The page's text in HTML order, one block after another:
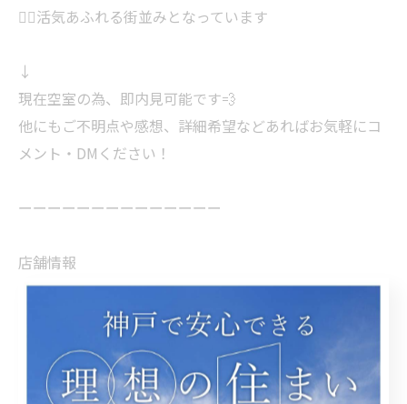
💁‍♂️活気あふれる街並みとなっています
↓
現在空室の為、即内見可能です💨
他にもご不明点や感想、詳細希望などあればお気軽にコ
メント・DMください！
ーーーーーーーーーーーーーー
店舗情報
・Hoverland株式会社
・営業時間:9〜19時/定休日なし
・所在地:神戸市西区学園東町6-17-5
・免許番号:兵庫県知事(1)第12709号
・取引態様:仲介